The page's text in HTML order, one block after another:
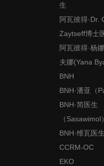
生
阿瓦彼得·Dr.
Zaytseff博士
阿瓦彼得·杨
夫娜(Yana
BNH
BNH·潘亚（
BNH·简医生
（Sasawimol）
BNH·维瓦医生
CCRM-OC
EKO